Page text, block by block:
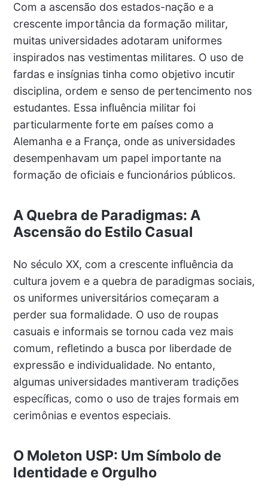
Com a ascensão dos estados-nação e a
crescente importância da formação militar,
muitas universidades adotaram uniformes
inspirados nas vestimentas militares. O uso de
fardas e insígnias tinha como objetivo incutir
disciplina, ordem e senso de pertencimento nos
estudantes. Essa influência militar foi
particularmente forte em países como a
Alemanha e a França, onde as universidades
desempenhavam um papel importante na
formação de oficiais e funcionários públicos.
A Quebra de Paradigmas: A
Ascensão do Estilo Casual
No século XX, com a crescente influência da
cultura jovem e a quebra de paradigmas sociais,
os uniformes universitários começaram a
perder sua formalidade. O uso de roupas
casuais e informais se tornou cada vez mais
comum, refletindo a busca por liberdade de
expressão e individualidade. No entanto,
algumas universidades mantiveram tradições
específicas, como o uso de trajes formais em
cerimônias e eventos especiais.
O Moleton USP: Um Símbolo de
Identidade e Orgulho